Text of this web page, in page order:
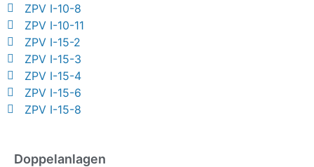
ZPV I-10-8
ZPV I-10-11
ZPV I-15-2
ZPV I-15-3
ZPV I-15-4
ZPV I-15-6
ZPV I-15-8
Doppelanlagen